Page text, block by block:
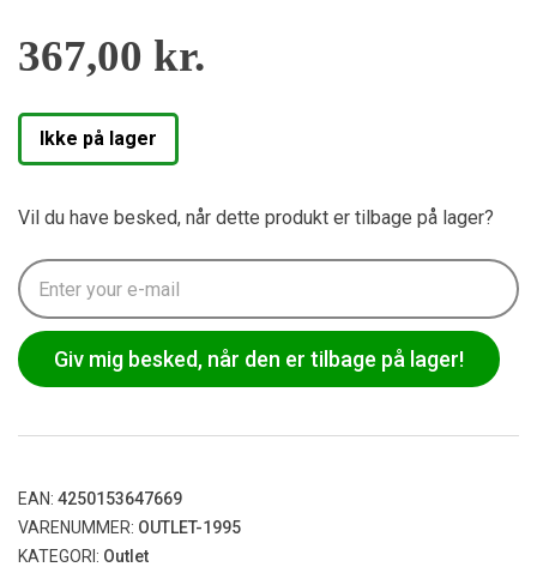
367,00 kr.
Ikke på lager
Vil du have besked, når dette produkt er tilbage på lager?
Giv mig besked, når den er tilbage på lager!
EAN: 4250153647669
VARENUMMER: OUTLET-1995
KATEGORI: Outlet